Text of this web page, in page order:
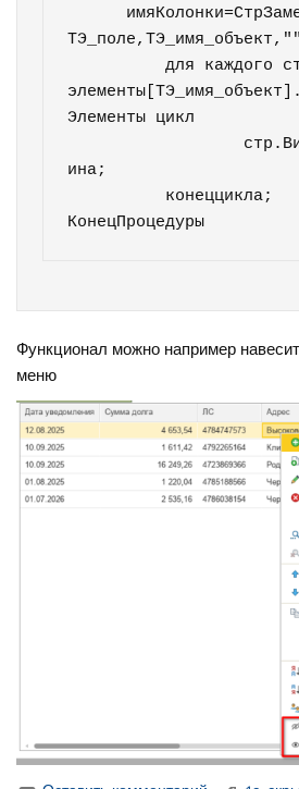
Элементы цикл
ина;
КонецПроцедуры
Функционал можно например
меню